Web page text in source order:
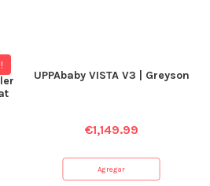
UPPAbaby VISTA V3 | Greyson
€1,149.99
Agregar